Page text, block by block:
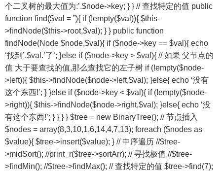
个二叉树的最大值为:’.$node->key; } } // 查找特定的值 public
function find($val = ”){ if (!empty($val)){ $this-
>findNode($this->root,$val); } } public function
findNode(Node $node,$val){ if ($node->key == $val){ echo
‘找到’.$val.’了’; }else if ($node->key > $val){ // 如果 父节点的
值 大于要查找的值,那么查找它的左子树 if (!empty($node-
>left)){ $this->findNode($node->left,$val); }else{ echo ‘没有
这个东西!’; } }else if ($node->key < $val){ if (!empty($node-
>right)){ $this->findNode($node->right,$val); }else{ echo ‘没
有这个东西!’; } } } } $tree = new BinaryTree(); // 节点插入
$nodes = array(8,3,10,1,6,14,4,7,13); foreach ($nodes as
$value){ $tree->insert($value); } // 中序遍历 //$tree-
>midSort(); //print_r($tree->sortArr); // 寻找极值 //$tree-
>findMin(); //$tree->findMax(); // 查找特定的值 $tree->find(7);